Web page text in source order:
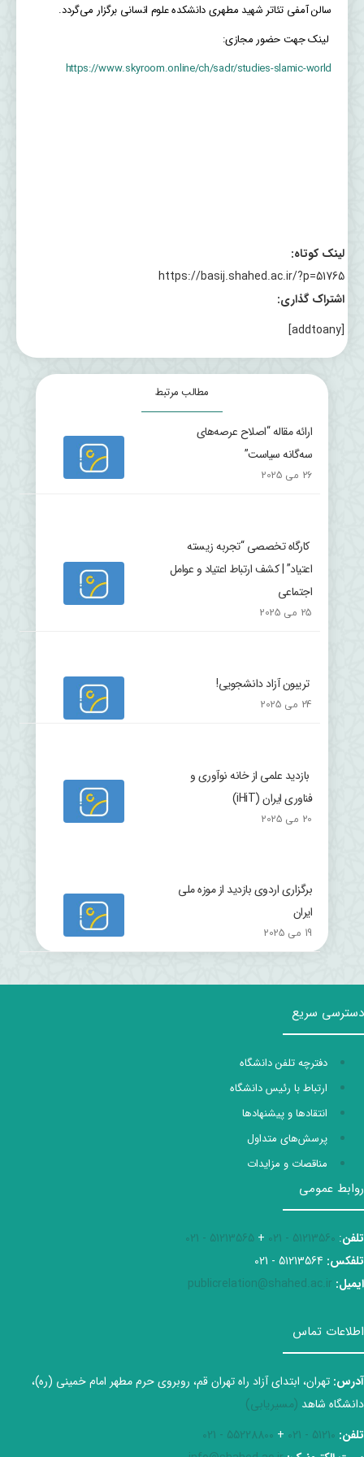
سالن آمفی تئاتر شهید مطهری دانشکده علوم انسانی برگزار می‌گردد.
لینک جهت حضور مجازی:
https://www.skyroom.online/ch/sadr/studies-slamic-world
لینک کوتاه:
https://basij.shahed.ac.ir/?p=51765
اشتراک گذاری:
[addtoany]
مطالب مرتبط
ارائه مقاله “اصلاح عرصه‌های
سه‌گانه سیاست”
26 می 2025
کارگاه تخصصی “تجربه زیسته
اعتیاد” | کشف ارتباط اعتیاد و عوامل
اجتماعی
25 می 2025
تریبون آزاد دانشجویی!
24 می 2025
بازدید علمی از خانه نوآوری و
فناوری ایران (iHiT)
20 می 2025
برگزاری اردوی بازدید از موزه ملی
ایران
19 می 2025
دسترسی سریع
دفترچه تلفن دانشگاه
ارتباط با رئیس دانشگاه
انتقادها و پیشنهادها
پرسش‌های متداول
مناقصات و مزایدات
روابط عمومی
تلفن:
51213560 - 021
+
51213565 - 021
تلفکس:
ایمیل: publicrelation@shahed.ac.ir
اطلاعات تماس
آدرس: تهران، ابتدای آزاد راه تهران قم، روبروی حرم مطهر امام خمینی (ره)،
دانشگاه شاهد (مسیریابی)
تلفن: 51210 - 021
+
55228800 - 021